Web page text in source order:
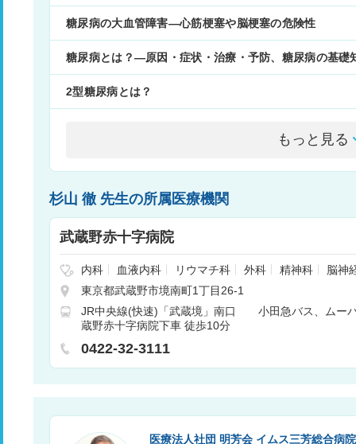
糖尿病の大血管障害―心筋梗塞や脳梗塞の危険性
糖尿病とは？―原因・症状・治療・予防、糖尿病の基礎
2型糖尿病とは？
もっと見る
杉山 徹 先生の所属医療機関
武蔵野赤十字病院
内科 血液内科 リウマチ科 外科 精神科
脳神
消化器外科
腎臓内科 心臓血管外科
皮膚科
泌尿器科 産婦人科
ン科
放射線科 歯科口腔外科 麻酔科
乳腺外科
器内科
緩和ケア内科 腫瘍内科
科
代謝内科 膠原病内科
理診断科
東京都武蔵野市境南町1丁目26-1
JR中央線(快速)「武蔵境」南口 小田急バス、ムー
蔵野赤十字病院下車 徒歩10分
0422-32-3111
医療法人社団 明芳会 イムス三芳総合病